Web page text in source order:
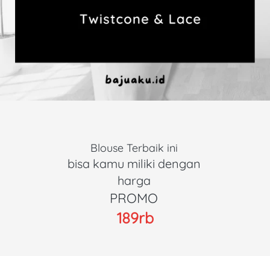
Blouse Terbaik ini
bisa kamu miliki dengan
harga
PROMO
189rb